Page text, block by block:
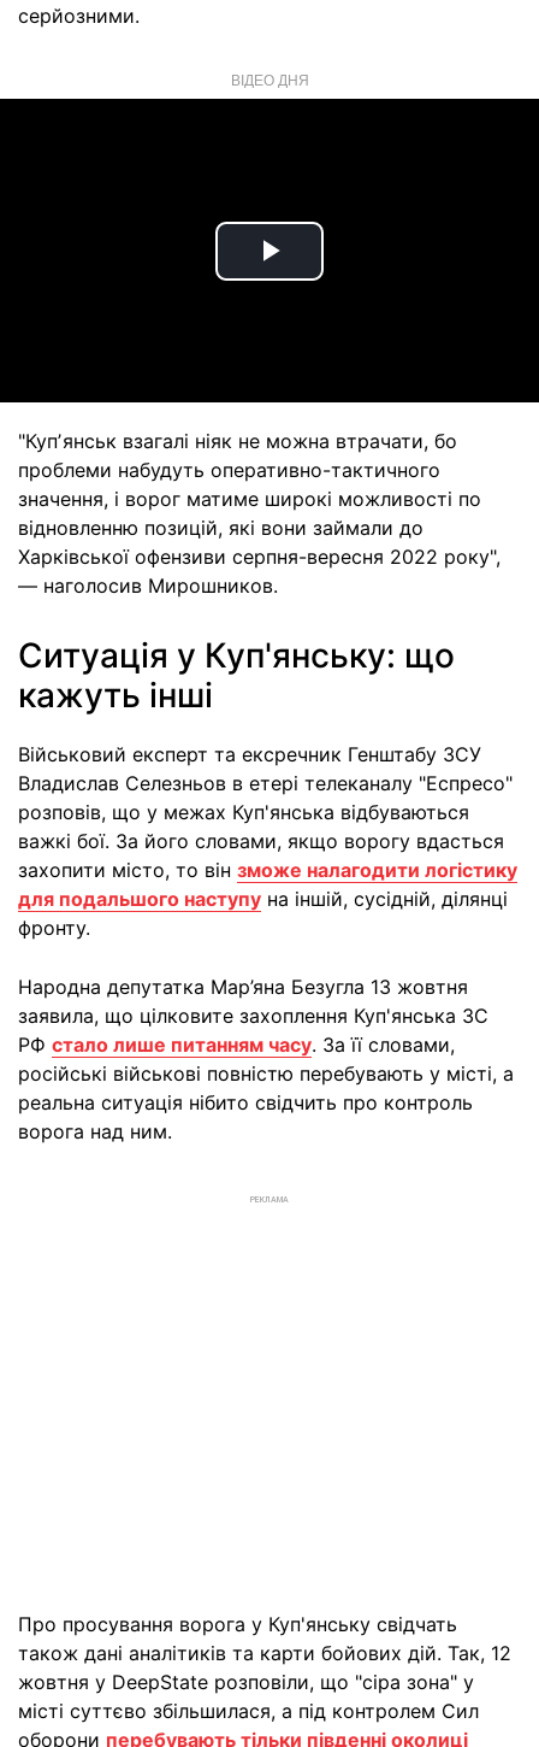
серйозними.
ВІДЕО ДНЯ
Play
"Купʼянськ взагалі ніяк не можна втрачати, бо
проблеми набудуть оперативно-тактичного
значення, і ворог матиме широкі можливості по
відновленню позицій, які вони займали до
Харківської офензиви серпня-вересня 2022 року",
— наголосив Мирошников.
Ситуація у Куп'янську: що
кажуть інші
Військовий експерт та ексречник Генштабу ЗСУ
Владислав Селезньов в етері телеканалу "Еспресо"
розповів, що у межах Куп'янська відбуваються
важкі бої. За його словами, якщо ворогу вдасться
захопити місто, то він зможе налагодити логістику
для подальшого наступу на іншій, сусідній, ділянці
фронту.
Народна депутатка Мар’яна Безугла 13 жовтня
заявила, що цілковите захоплення Куп'янська ЗС
РФ стало лише питанням часу. За її словами,
російські військові повністю перебувають у місті, а
реальна ситуація нібито свідчить про контроль
ворога над ним.
РЕКЛАМА
Про просування ворога у Куп'янську свідчать
також дані аналітиків та карти бойових дій. Так, 12
жовтня у DeepState розповіли, що "сіра зона" у
місті суттєво збільшилася, а під контролем Сил
оборони перебувають тільки південні околиці